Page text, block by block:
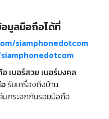
มูลมือถือได้ที่
siamphonedotcom
เบอร์สวย เบอร์มงคล
รับเครื่องถึงบ้าน
กระจกกันรอยมือถือ